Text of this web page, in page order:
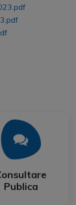
Publica
Publica
Mai Mult